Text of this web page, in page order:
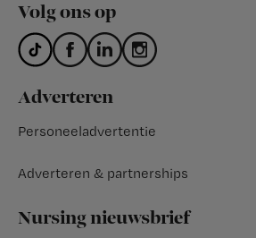
Volg ons op
Adverteren
Personeeladvertentie
Adverteren & partnerships
Nursing nieuwsbrief